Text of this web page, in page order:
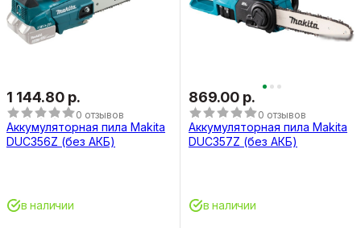
1 144.80 р.
0 отзывов
Аккумуляторная пила Makita
DUC356Z (без АКБ)
в наличии
869.00 р.
0 отзывов
Аккумуляторная пила Makita
DUC357Z (без АКБ)
в наличии